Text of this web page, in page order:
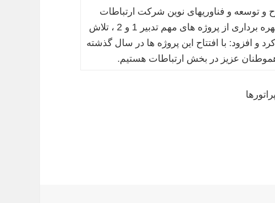
توسعه و فناوریهای نوین شرکت ارتباطات
زیرساخت نیز دراین مراسم به بهره برداری از پروژه های مهم تدبیر 1 و 2 ، تلاش
در سال 94 اشاره کرد و افزود: با افتتاح این پروژه ها در سال گذشته
عزیز در بخش ارتباطات هستیم.